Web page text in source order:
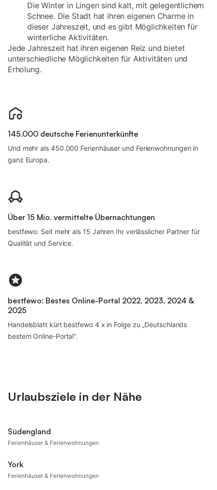
Die Winter in Lingen sind kalt, mit gelegentlichem
Schnee. Die Stadt hat ihren eigenen Charme in
dieser Jahreszeit, und es gibt Möglichkeiten für
winterliche Aktivitäten.
Jede Jahreszeit hat ihren eigenen Reiz und bietet
unterschiedliche Möglichkeiten für Aktivitäten und
Erholung.
145.000 deutsche Ferienunterkünfte
Und mehr als 450.000 Ferienhäuser und Ferienwohnungen in
ganz Europa.
Über 15 Mio. vermittelte Übernachtungen
bestfewo: Seit mehr als 15 Jahren Ihr verlässlicher Partner für
Qualität und Service.
bestfewo: Bestes Online-Portal 2022, 2023, 2024 &
2025
Handelsblatt kürt bestfewo 4 x in Folge zu „Deutschlands
bestem Online-Portal“.
Urlaubsziele in der Nähe
Südengland
Ferienhäuser & Ferienwohnungen
York
Ferienhäuser & Ferienwohnungen